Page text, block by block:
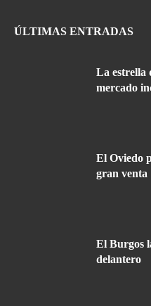
ÚLTIMAS ENTRADAS
La estrella
mercado
El Oviedo
gran venta
El Burgos
delantero